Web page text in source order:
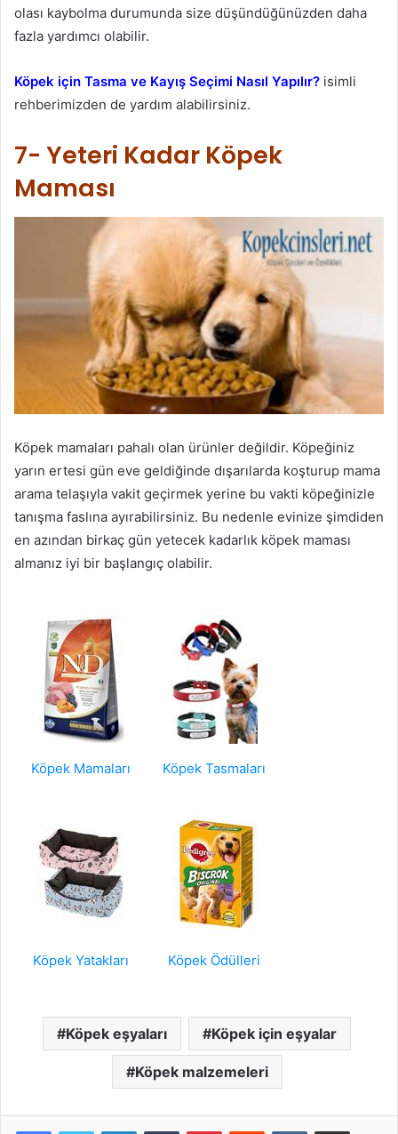
olası kaybolma durumunda size düşündüğünüzden daha
fazla yardımcı olabilir.
Köpek için Tasma ve Kayış Seçimi Nasıl Yapılır? isimli
rehberimizden de yardım alabilirsiniz.
7- Yeteri Kadar Köpek
Maması
Köpek mamaları pahalı olan ürünler değildir. Köpeğiniz
yarın ertesi gün eve geldiğinde dışarılarda koşturup mama
arama telaşıyla vakit geçirmek yerine bu vakti köpeğinizle
tanışma faslına ayırabilirsiniz. Bu nedenle evinize şimdiden
en azından birkaç gün yetecek kadarlık köpek maması
almanız iyi bir başlangıç olabilir.
Köpek Mamaları Köpek Tasmaları
Köpek Yatakları Köpek Ödülleri
Köpek eşyaları Köpek için eşyalar
Köpek malzemeleri
LinkedInTumblr PinterestReddit VKontakteE-Posta ile paylaş